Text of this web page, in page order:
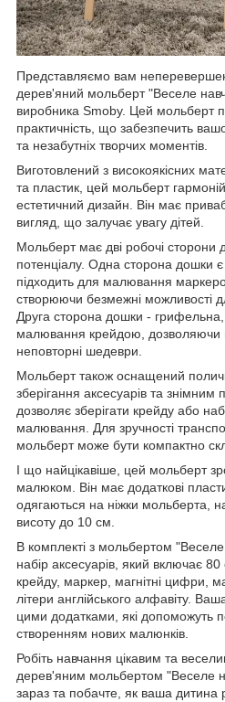
Представляємо вам
дерев'яний мольберт "Веселе
виробника Smoby. Цей мольберт
практичність, що забезпечить
та незабутніх творчих моментів.
Виготовлений з високоякісних
та пластик, цей мольберт
естетичний дизайн. Він має
вигляд, що залучає увагу дітей.
Мольберт має дві робочі сторони
потенціалу. Одна сторона дошки
підходить для малювання
створюючи безмежні можливості
Друга сторона дошки -
малювання крейдою, дозволяючи
неповторні шедеври.
Мольберт також оснащений
зберігання аксесуарів та
дозволяє зберігати крейду або
малювання. Для зручності
мольберт може бути компактно
І що найцікавіше, цей мольберт
малюком. Він має додаткові
одягаються на ніжки мольберта,
висоту до 10 см.
В комплекті з мольбертом
набір аксесуарів, який включає
крейду, маркер, магнітні цифри,
літери англійського алфавіту.
цими додатками, які допоможуть
створенням нових малюнків.
Робіть навчання цікавим та
дерев'яним мольбертом "Веселе
зараз та побачте, як ваша дитина